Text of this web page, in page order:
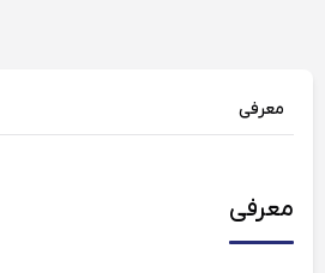
معرفی
معرفی